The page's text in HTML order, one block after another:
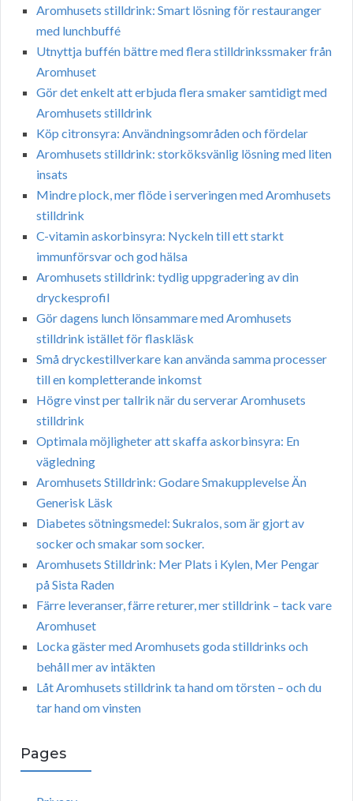
Aromhusets stilldrink: Smart lösning för restauranger
med lunchbuffé
Utnyttja buffén bättre med flera stilldrinkssmaker från
Aromhuset
Gör det enkelt att erbjuda flera smaker samtidigt med
Aromhusets stilldrink
Köp citronsyra: Användningsområden och fördelar
Aromhusets stilldrink: storköksvänlig lösning med liten
insats
Mindre plock, mer flöde i serveringen med Aromhusets
stilldrink
C-vitamin askorbinsyra: Nyckeln till ett starkt
immunförsvar och god hälsa
Aromhusets stilldrink: tydlig uppgradering av din
dryckesprofil
Gör dagens lunch lönsammare med Aromhusets
stilldrink istället för flaskläsk
Små dryckestillverkare kan använda samma processer
till en kompletterande inkomst
Högre vinst per tallrik när du serverar Aromhusets
stilldrink
Optimala möjligheter att skaffa askorbinsyra: En
vägledning
Aromhusets Stilldrink: Godare Smakupplevelse Än
Generisk Läsk
Diabetes sötningsmedel: Sukralos, som är gjort av
socker och smakar som socker.
Aromhusets Stilldrink: Mer Plats i Kylen, Mer Pengar
på Sista Raden
Färre leveranser, färre returer, mer stilldrink – tack vare
Aromhuset
Locka gäster med Aromhusets goda stilldrinks och
behåll mer av intäkten
Låt Aromhusets stilldrink ta hand om törsten – och du
tar hand om vinsten
Pages